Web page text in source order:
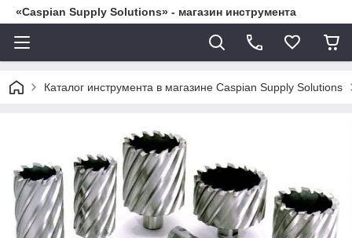
«Caspian Supply Solutions» - магазин инструмента
Каталог инструмента в магазине Caspian Supply Solutions